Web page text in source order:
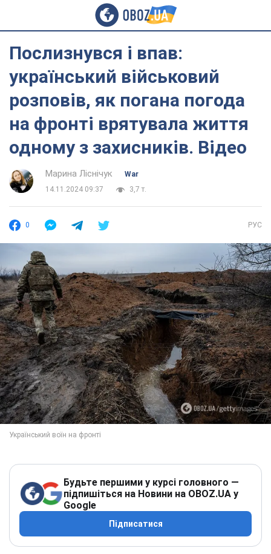
Послизнувся і впав:
український військовий
розповів, як погана погода
на фронті врятувала життя
одному з захисників. Відео
Марина Ліснічук
War
14.11.2024 09:37
3,7 т.
0 РУС
Будьте першими у курсі головного —
підпишіться на Новини на OBOZ.UA у
Google
Підписатися